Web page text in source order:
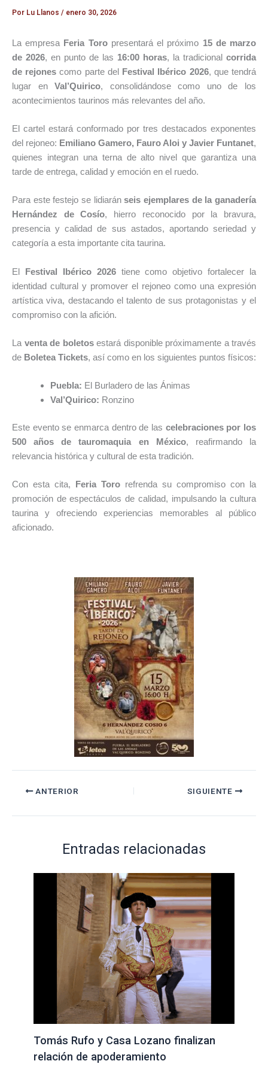
Por Lu Llanos / enero 30, 2026
La empresa Feria Toropresentará el próximo 15 de marzo
de 2026, en punto de las 16:00 horas, la tradicional corrida
de rejones como parte del Festival Ibérico 2026, que tendrá
lugar enVal’Quirico, consolidándose como uno de los
acontecimientos taurinos más relevantes del año.
El cartel estará conformado por tres destacados exponentes
del rejoneo: Emiliano Gamero, Fauro Aloi y Javier Funtanet,
quienes integran una terna de alto nivel que garantiza una
tarde de entrega, calidad y emoción en el ruedo.
Para este festejo se lidiaránseis ejemplares de la ganadería
Hernández de Cosío, hierro reconocido por la bravura,
presencia y calidad de sus astados, aportando seriedad y
categoría a esta importante cita taurina.
El Festival Ibérico 2026tiene como objetivo fortalecer la
identidad cultural y promover el rejoneo como una expresión
artística viva, destacando el talento de sus protagonistas y el
compromiso con la afición.
La venta de boletosestará disponible próximamente a través
de Boletea Tickets, así como en los siguientes puntos físicos:
Puebla: El Burladero de las Ánimas
Val’Quirico: Ronzino
Este evento se enmarca dentro de las celebraciones por los
500 años de tauromaquia en México, reafirmando la
relevancia histórica y cultural de esta tradición.
Con esta cita, Feria Toro refrenda su compromiso con la
promoción de espectáculos de calidad, impulsando la cultura
taurina y ofreciendo experiencias memorables al público
aficionado.
ANTERIOR SIGUIENTE
Entradas relacionadas
Tomás Rufo y Casa Lozano finalizan
relación de apoderamiento